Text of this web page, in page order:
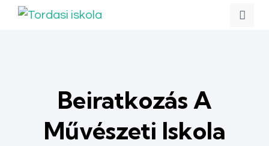
Beiratkozás A
Művészeti Iskola